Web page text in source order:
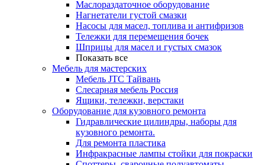
Маслораздаточное оборудование
Нагнетатели густой смазки
Насосы для масел, топлива и антифризов
Тележки для перемещения бочек
Шприцы для масел и густых смазок
Показать все
Мебель для мастерских
Мебель JTC Тайвань
Слесарная мебель Россия
Ящики, тележки, верстаки
Оборудование для кузовного ремонта
Гидравлические цилиндры, наборы для
кузовного ремонта.
Для ремонта пластика
Инфракрасные лампы стойки для покраски